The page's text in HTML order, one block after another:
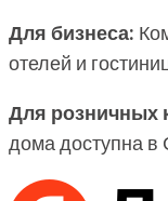
Для бизнеса:
отелей и
Для розничных
дома доступна в